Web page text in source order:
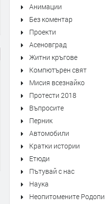
АЛТЕРНАТИВАТА С КАЛИН
МАНОЛОВ | 01.07.2026
преди 1 месец
Анимации
Без коментар
Проекти
Асеновград
Житни кръгове
Компютърен свят
Мисия всезнайко
Протести 2018
Въпросите
Перник
Автомобили
Кратки истории
Етюди
Пътувай с нас
Наука
Неопитомените Родопи